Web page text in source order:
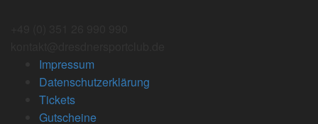
Impressum
Datenschutzerklärung
Tickets
Gutscheine